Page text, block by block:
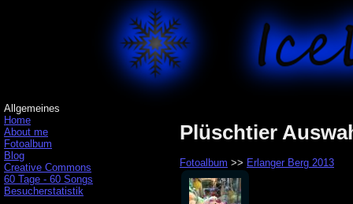
Allgemeines
Home
About me
Fotoalbum
Blog
Creative Commons
60 Tage - 60 Songs
Besucherstatistik
Plüschtier
Fotoalbum >> Erlanger Berg 2013